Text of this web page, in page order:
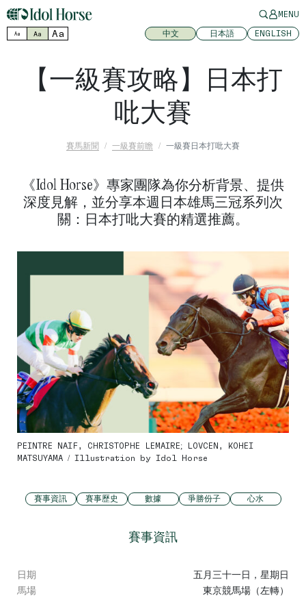
MENU
Aa Aa Aa 中文 日本語 ENGLISH
【一級賽攻略】日本打
吡大賽
賽馬新聞 一級賽前瞻 一級賽日本打吡大賽
《Idol Horse》專家團隊為你分析背景、提供
深度見解，並分享本週日本雄馬三冠系列次
關：日本打吡大賽的精選推薦。
PEINTRE NAIF, CHRISTOPHE LEMAIRE; LOVCEN, KOHEI
MATSUYAMA / Illustration by Idol Horse
賽事資訊 賽事歷史 數據 爭勝份子 心水
賽事資訊
日期
五月三十一日，星期日
馬場
東京競馬場（左轉）